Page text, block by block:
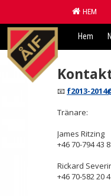
HEM
Hem
📧 f2013-
Tränare:
James Ritzing
+46 70-794 43
Rickard
+46 70-582 20